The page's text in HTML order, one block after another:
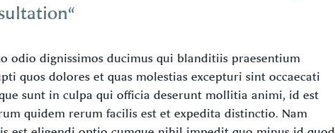
odio dignissimos ducimus qui blanditiis praesentium
quos dolores et quas molestias excepturi sint occaecati
sunt in culpa qui officia deserunt mollitia animi, id est
quidem rerum facilis est et expedita distinctio. Nam